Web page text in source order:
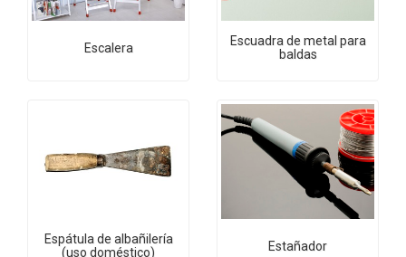
Escalera
Escuadra de metal para
baldas
Espátula de albañilería
(uso doméstico)
Estañador